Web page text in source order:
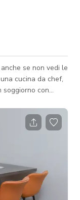
se non vedi le
soggiorno con
per più di 10
arredata di